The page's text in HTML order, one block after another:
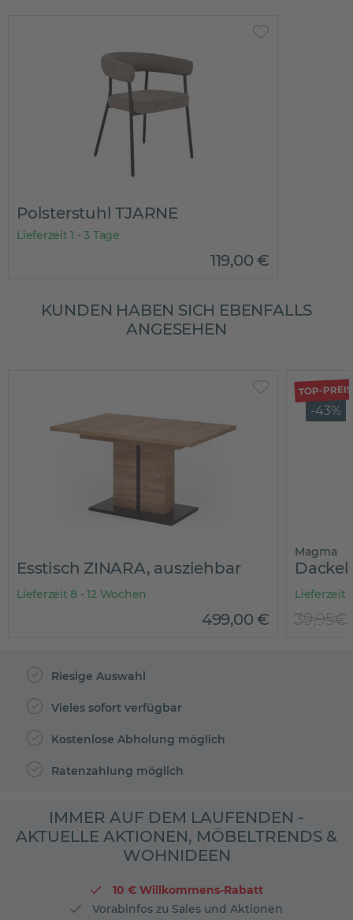
Polsterstuhl TJARNE
Lieferzeit 1 - 3 Tage
119,00€
KUNDEN HABEN SICH EBENFALLS
ANGESEHEN
Esstisch ZINARA, ausziehbar
Lieferzeit 8 - 12 Wochen
499,00€
TOP-PREIS
-43%
Magma
Lieferzeit
39,95€
Riesige Auswahl
Vieles sofort verfügbar
Kostenlose Abholung möglich
Ratenzahlung möglich
IMMER AUF DEM LAUFENDEN -
AKTUELLE AKTIONEN, MÖBELTRENDS &
WOHNIDEEN
10 € Willkommens-Rabatt
Vorabinfos zu Sales und Aktionen